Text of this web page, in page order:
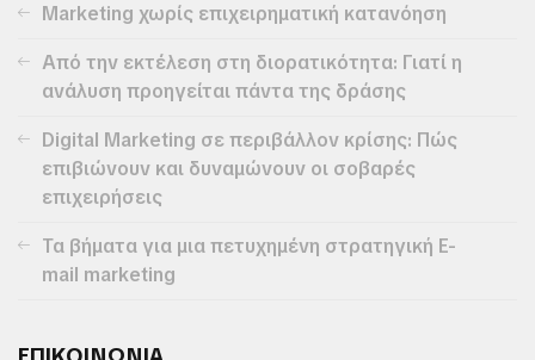
Marketing χωρίς επιχειρηματική κατανόηση
Από την εκτέλεση στη διορατικότητα: Γιατί η
ανάλυση προηγείται πάντα της δράσης
Digital Marketing σε περιβάλλον κρίσης: Πώς
επιβιώνουν και δυναμώνουν οι σοβαρές
επιχειρήσεις
Τα βήματα για μια πετυχημένη στρατηγική E-
mail marketing